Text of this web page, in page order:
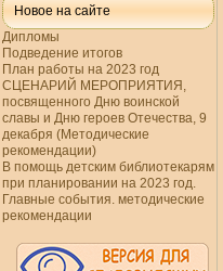
Новое на сайте
Дипломы
Подведение итогов
План работы на 2023 год
СЦЕНАРИЙ МЕРОПРИЯТИЯ,
посвященного Дню воинской
славы и Дню героев Отечества, 9
декабря (Методические
рекомендации)
В помощь детским библиотекарям
при планировании на 2023 год.
Главные события. методические
рекомендации